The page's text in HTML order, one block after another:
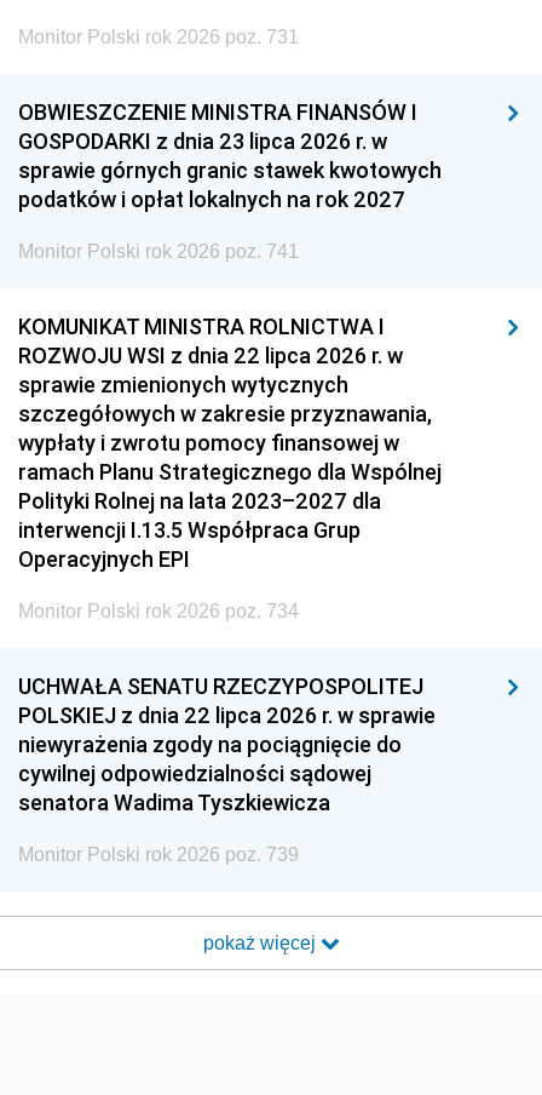
Monitor Polski rok 2026 poz. 731
OBWIESZCZENIE MINISTRA FINANSÓW I
GOSPODARKI z dnia 23 lipca 2026 r. w
sprawie górnych granic stawek kwotowych
podatków i opłat lokalnych na rok 2027
Monitor Polski rok 2026 poz. 741
KOMUNIKAT MINISTRA ROLNICTWA I
ROZWOJU WSI z dnia 22 lipca 2026 r. w
sprawie zmienionych wytycznych
szczegółowych w zakresie przyznawania,
wypłaty i zwrotu pomocy finansowej w
ramach Planu Strategicznego dla Wspólnej
Polityki Rolnej na lata 2023–2027 dla
interwencji I.13.5 Współpraca Grup
Operacyjnych EPI
Monitor Polski rok 2026 poz. 734
UCHWAŁA SENATU RZECZYPOSPOLITEJ
POLSKIEJ z dnia 22 lipca 2026 r. w sprawie
niewyrażenia zgody na pociągnięcie do
cywilnej odpowiedzialności sądowej
senatora Wadima Tyszkiewicza
Monitor Polski rok 2026 poz. 739
pokaż więcej